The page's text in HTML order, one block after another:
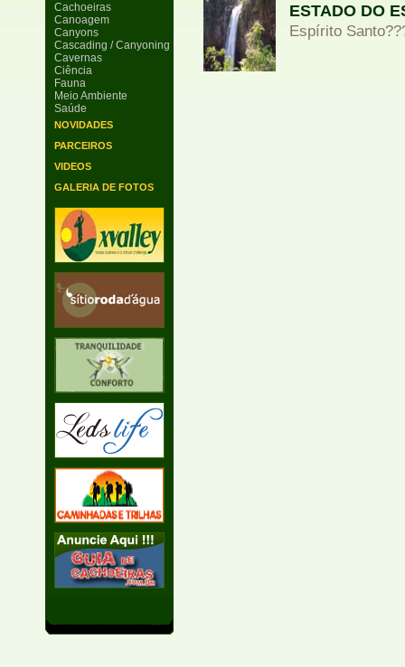
Cachoeiras
Canoagem
Canyons
Cascading / Canyoning
Cavernas
Ciência
Fauna
Meio Ambiente
Saúde
NOVIDADES
PARCEIROS
VIDEOS
GALERIA DE FOTOS
ESTADO DO
Espírito